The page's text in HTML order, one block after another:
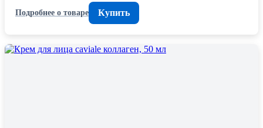
Подробнее о товаре
Купить